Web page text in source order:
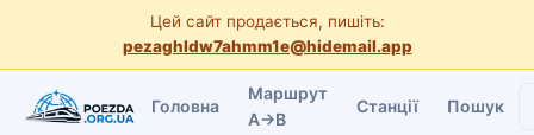
Цей сайт продається, пишіть:
pezaghldw7ahmm1e@hidemail.app
Головна
Маршрут
A→B
Станції Пошук